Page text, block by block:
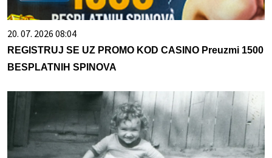
20. 07. 2026 08:04
REGISTRUJ SE UZ PROMO KOD CASINO Preuzmi 1500
BESPLATNIH SPINOVA